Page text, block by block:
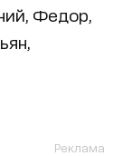
Федор,
Реклама